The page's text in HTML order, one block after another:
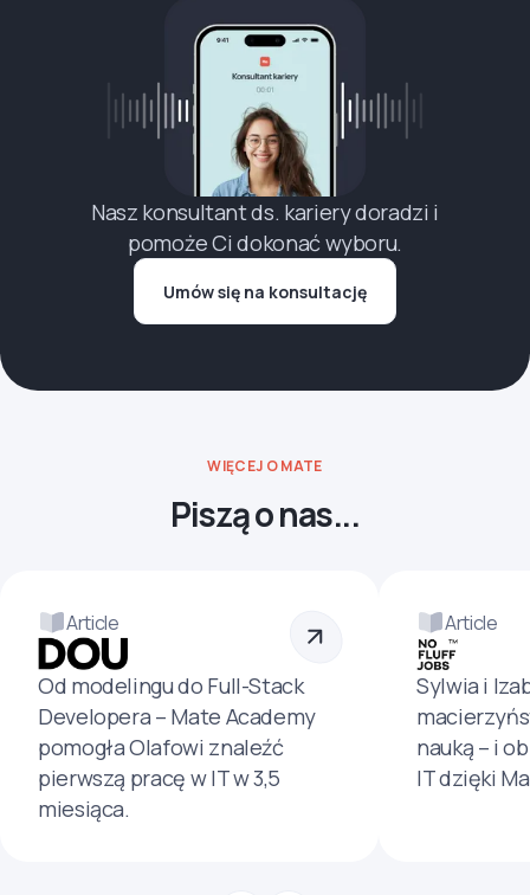
Nasz konsultant ds. kariery doradzi i
pomoże Ci dokonać wyboru.
Umów się na konsultację
WIĘCEJ O MATE
Piszą o nas...
Article
Od modelingu do Full-Stack
Developera – Mate Academy
pomogła Olafowi znaleźć
pierwszą pracę w IT w 3,5
miesiąca.
Article
Sylwia i
nauką – i
IT dzięki